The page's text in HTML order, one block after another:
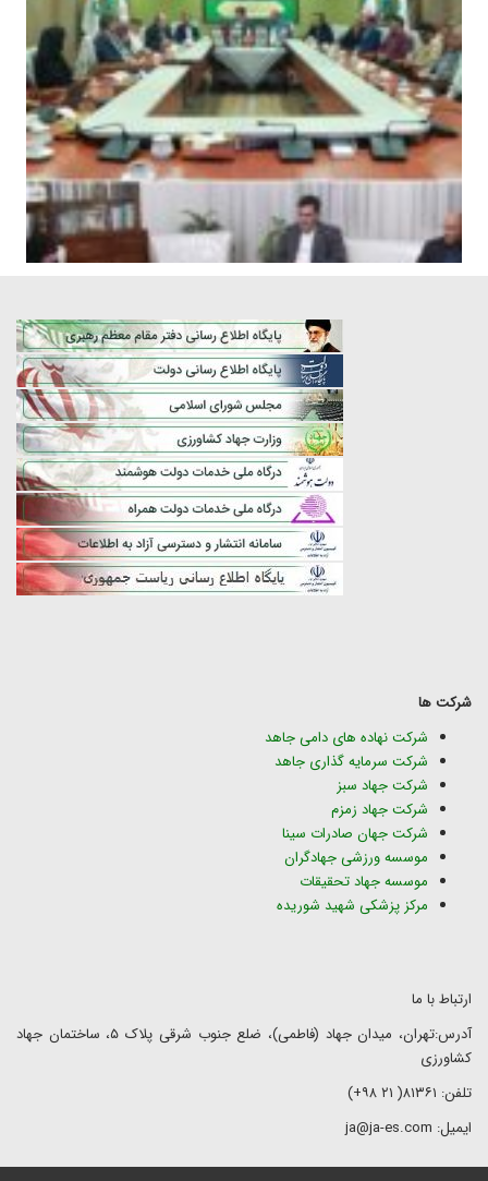
شرکت ها
شرکت نهاده های دامی جاهد
شرکت سرمایه گذاری جاهد
شرکت جهاد سبز
شرکت جهاد زمزم
شرکت جهان صادرات سینا
موسسه ورزشی جهادگران
موسسه جهاد تحقیقات
مرکز پزشکی شهید شوریده
ارتباط با ما
آدرس:تهران، میدان جهاد (فاطمی)، ضلع جنوب شرقی پلاک ۵، ساختمان جهاد
کشاورزی
تلفن: ۸۱۳۶۱( ۲۱ ۹۸+)
ایمیل: ja@ja-es.com